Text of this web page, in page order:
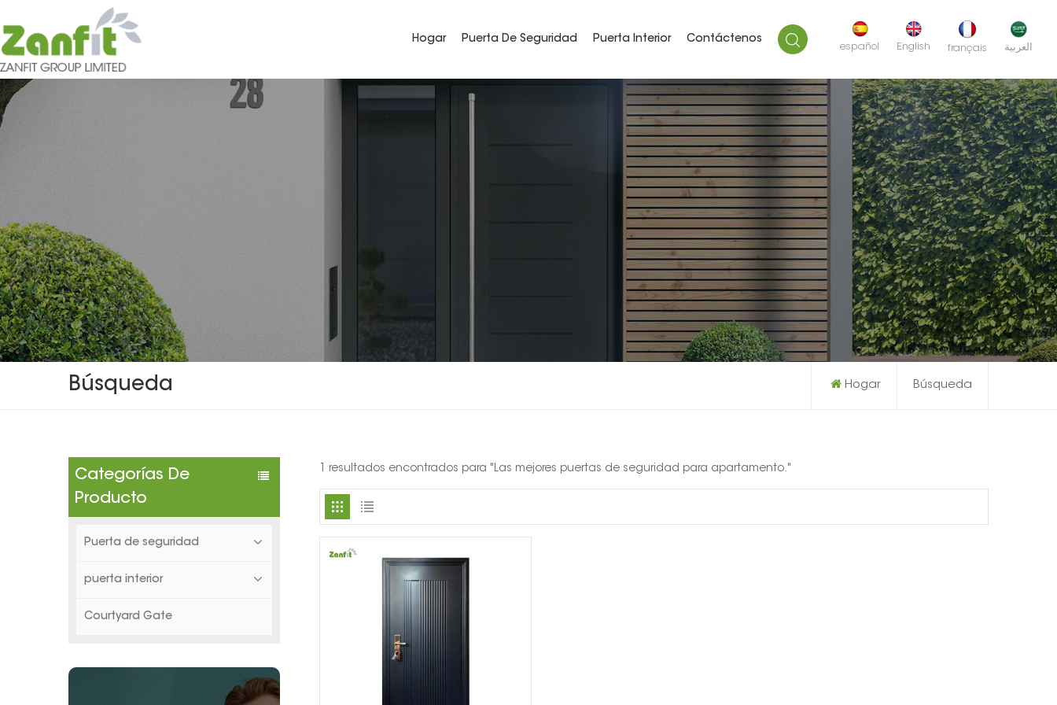
Hogar Puerta De Seguridad Puerta Interior Contáctenos
español English français العربية
Búsqueda Hogar Búsqueda
Categorías De
Producto
Puerta de seguridad
puerta interior
Courtyard Gate
1 resultados encontrados para "Las mejores puertas de seguridad para apartamento."